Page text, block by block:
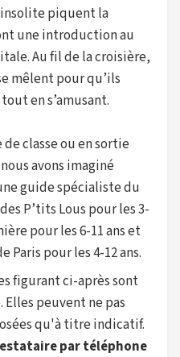
insolite piquent la
une introduction au
Au fil de la croisière,
mêlent pour qu’ils
en s’amusant.
de classe ou en sortie
avons imaginé
guide spécialiste du
P’tits Lous pour les 3-
pour les 6-11 ans et
Paris pour les 4-12 ans.
figurant ci-après sont
peuvent ne pas
qu'à titre indicatif.
par téléphone